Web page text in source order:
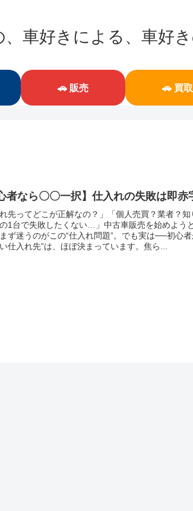
、車好きによる、車好
🚗 販売 🚗 買取
者なら〇〇一択】仕入れの失敗は即赤
れ先ってどこが正解なの？」「個人売買？業者？知
の1台で失敗したくない…」中古車販売を始めよう
ず迷うのがこの“仕入れ問題”。でも実は──初心者
仕入れ先”は、ほぼ決まっています。焦ら...